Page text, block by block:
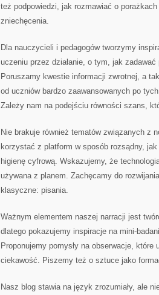
też podpowiedzi, jak rozmawiać o
zniechęcenia.
Dla nauczycieli i pedagogów tworzymy
uczeniu przez działanie, o tym, jak
Poruszamy kwestie informacji zwrotnej, a
od uczniów bardzo zaawansowanych po
Zależy nam na podejściu równości szans,
Nie brakuje również tematów związanych z
korzystać z platform w sposób rozsądny,
higienę cyfrową. Wskazujemy, że
używana z planem. Zachęcamy do
klasyczne: pisania.
Ważnym elementem naszej narracji jest
dlatego pokazujemy inspiracje na mini-
Proponujemy pomysły na obserwacje,
ciekawość. Piszemy też o sztuce jako
Nasz blog stawia na język zrozumiały, ale